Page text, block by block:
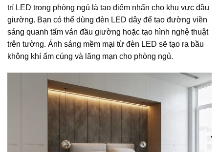
trí LED trong phòng ngủ là tạo điểm nhấn cho khu vực đầu
giường. Bạn có thể dùng đèn LED dây để tạo đường viền
sáng quanh tấm ván đầu giường hoặc tạo hình nghệ thuật
trên tường. Ánh sáng mềm mại từ đèn LED sẽ tạo ra bầu
không khí ấm cúng và lãng mạn cho phòng ngủ.